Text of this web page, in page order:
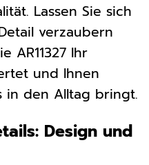
Lassen Sie sich
verzaubern
AR11327 Ihr
und Ihnen
in den Alltag bringt.
Design und